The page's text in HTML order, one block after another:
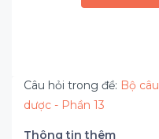
Câu hỏi trong đề: Bộ
dược - Phần 13
Thông tin thêm